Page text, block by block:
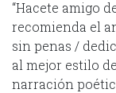
“Hacete amigo
recomienda el
sin penas /
al mejor estilo
narración